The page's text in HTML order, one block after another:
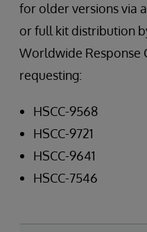
for older versions via
or full kit distribution
Worldwide Response
requesting:
HSCC-9568
HSCC-9721
HSCC-9641
HSCC-7546